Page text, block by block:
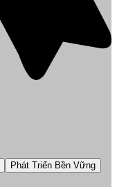
Phát Triển Bền Vững